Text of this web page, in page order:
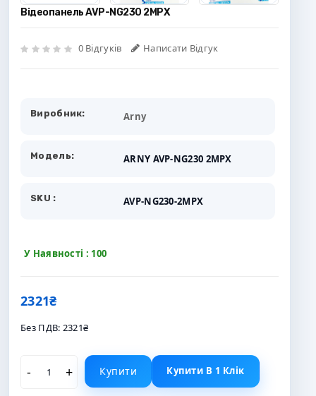
Відеопанель AVP-NG230 2MPX
0 Відгуків Написати Відгук
Виробник: Arny
Модель: ARNY AVP-NG230 2MPX
SKU : AVP-NG230-2MPX
У Наявності : 100
2321₴
Без ПДВ: 2321₴
Купити Купити В 1 Клік